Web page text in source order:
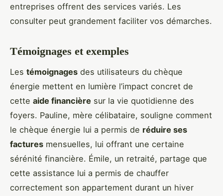
entreprises offrent des services variés. Les
consulter peut grandement faciliter vos démarches.
Témoignages et exemples
Les témoignages des utilisateurs du chèque
énergie mettent en lumière l’impact concret de
cette aide financière sur la vie quotidienne des
foyers. Pauline, mère célibataire, souligne comment
le chèque énergie lui a permis de réduire ses
factures mensuelles, lui offrant une certaine
sérénité financière. Émile, un retraité, partage que
cette assistance lui a permis de chauffer
correctement son appartement durant un hiver